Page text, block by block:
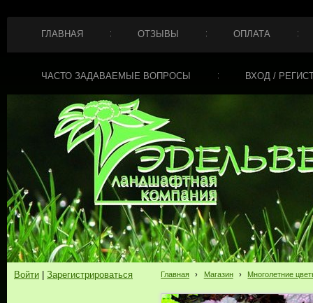
ГЛАВНАЯ ОТЗЫВЫ ОПЛАТА
ЧАСТО ЗАДАВАЕМЫЕ ВОПРОСЫ ВХОД /
Войти Зарегистрироваться Главная › Магазин › Многолетние